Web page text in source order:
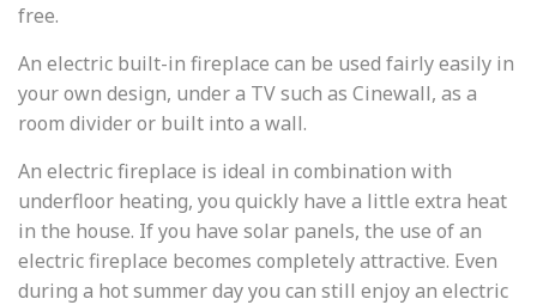
free.
An electric built-in fireplace can be used fairly easily in
your own design, under a TV such as Cinewall, as a
room divider or built into a wall.
An electric fireplace is ideal in combination with
underfloor heating, you quickly have a little extra heat
in the house. If you have solar panels, the use of an
electric fireplace becomes completely attractive. Even
during a hot summer day you can still enjoy an electric